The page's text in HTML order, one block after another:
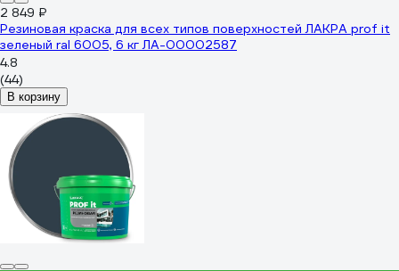
2 849 ₽
Резиновая краска для всех типов поверхностей ЛАКРА prof it
зеленый ral 6005, 6 кг ЛА-00002587
4.8
(44)
В корзину